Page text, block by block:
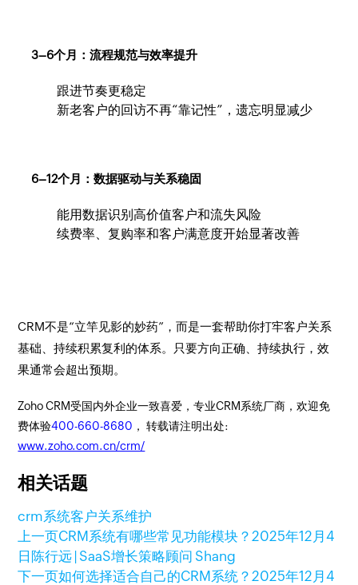
3–6个月：流程规范与效率提升
跟进节奏更稳定
新老客户的回访不再“靠记性”，遗忘明显减少
6–12个月：数据驱动与关系稳固
能用数据识别高价值客户和流失风险
续费率、复购率和客户满意度开始显著改善
CRM不是“立竿见影的妙药”，而是一套帮助你打牢客户关系
基础、持续积累复利的体系。只要方向正确、持续执行，效
果通常会超出预期。
Zoho CRM受国内外企业一致喜爱，专业CRM系统厂商，欢迎免
费体验400-660-8680 ， 转载请注明出处:
www.zoho.com.cn/crm/
相关话题
crm系统客户关系维护
上一页CRM系统有哪些常见功能模块？2025年12月4
日 陈行远 | SaaS增长策略顾问 Shang
下一页如何选择适合自己的CRM系统？2025年12月4